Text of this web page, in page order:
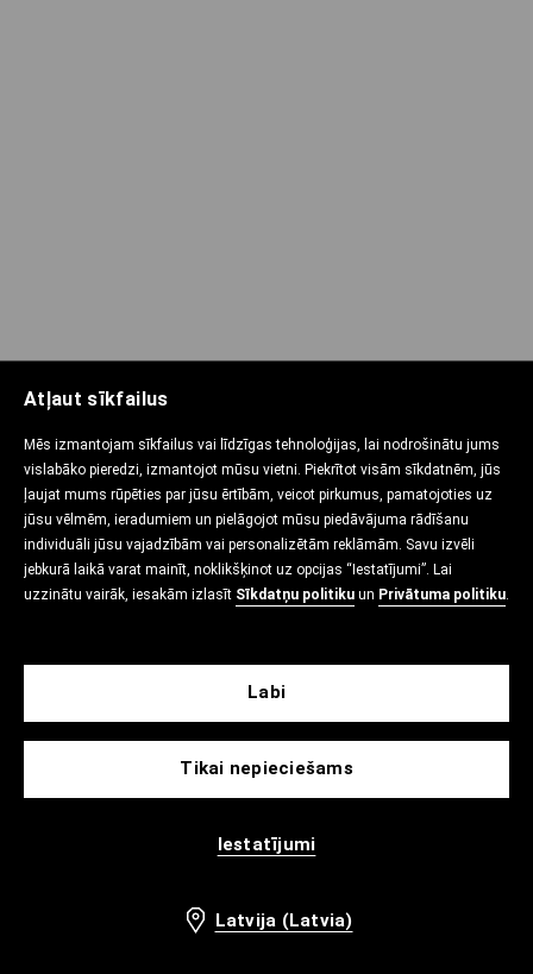
Atļaut sīkfailus
Mēs izmantojam sīkfailus vai līdzīgas tehnoloģijas, lai nodrošinātu jums
vislabāko pieredzi, izmantojot mūsu vietni. Piekrītot visām sīkdatnēm, jūs
ļaujat mums rūpēties par jūsu ērtībām, veicot pirkumus, pamatojoties uz
jūsu vēlmēm, ieradumiem un pielāgojot mūsu piedāvājuma rādīšanu
individuāli jūsu vajadzībām vai personalizētām reklāmām. Savu izvēli
jebkurā laikā varat mainīt, noklikšķinot uz opcijas “Iestatījumi”. Lai
uzzinātu vairāk, iesakām izlasīt Sīkdatņu politiku un Privātuma politiku.
Tikai nepieciešams
Iestatījumi
Labi
Latvija (Latvia)